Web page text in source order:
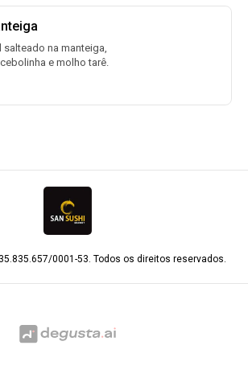
na manteiga,
e molho tarê.
0001-53. Todos os direitos reservados.